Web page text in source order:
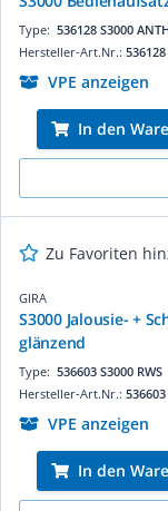
Type: 536128 S3000
Hersteller-Art.Nr.: 536128
VPE anzeigen
In den
Zu Favoriten
GIRA
S3000 Jalousie- +
glänzend
Type: 536603 S3000 RWS
Hersteller-Art.Nr.: 536603
VPE anzeigen
In den